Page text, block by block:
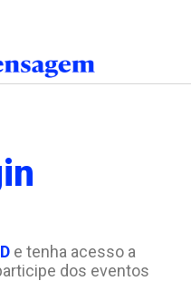
e tenha acesso a
dos eventos